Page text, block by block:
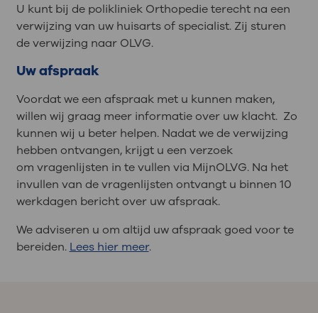
U kunt bij de polikliniek Orthopedie terecht na een
verwijzing van uw huisarts of specialist. Zij sturen
de verwijzing naar OLVG.
Uw afspraak
Voordat we een afspraak met u kunnen maken,
willen wij graag meer informatie over uw klacht. Zo
kunnen wij u beter helpen. Nadat we de verwijzing
hebben ontvangen, krijgt u een verzoek
om vragenlijsten in te vullen via MijnOLVG. Na het
invullen van de vragenlijsten ontvangt u binnen 10
werkdagen bericht over uw afspraak.
We adviseren u om altijd uw afspraak goed voor te
bereiden. Lees hier meer.